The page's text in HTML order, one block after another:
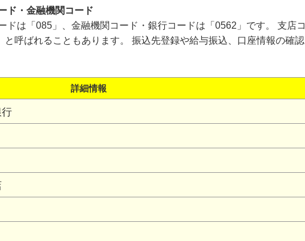
ド・金融機関コード
ドは「085」、金融機関コード・銀行コードは「0562」です。 支店コ
と呼ばれることもあります。 振込先登録や給与振込、口座情報の確認
詳細情報